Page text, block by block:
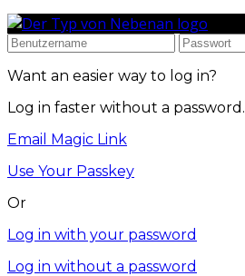
Want an easier way to log in?
Log in faster without a password.
Email Magic Link
Use Your Passkey
Or
Log in with your password
Log in without a password